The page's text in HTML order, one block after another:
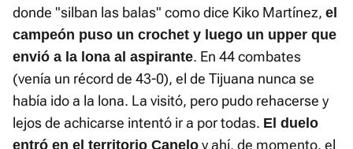
donde "silban las balas" como dice Kiko Martínez, el
campeón puso un crochet y luego un upper que
envió a la lona al aspirante. En 44 combates
(venía un récord de 43-0), el de Tijuana nunca se
había ido a la lona. La visitó, pero pudo rehacerse y
lejos de achicarse intentó ir a por todas. El duelo
entró en el territorio Canelo y ahí, de momento, el